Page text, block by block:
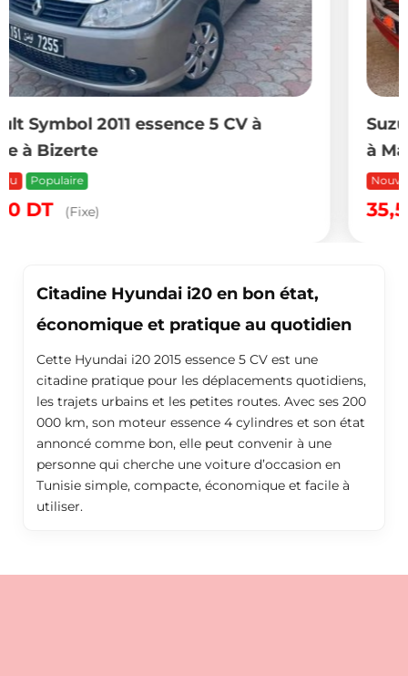
Suzuki Swift 2022 essence 4 CV à
à Manouba
35,500
Citadine Hyundai i20 en bon état,
économique et pratique au quotidien
Cette Hyundai i20 2015 essence 5 CV est une
citadine pratique pour les déplacements quotidiens,
les trajets urbains et les petites routes. Avec ses 200
000 km, son moteur essence 4 cylindres et son état
annoncé comme bon, elle peut convenir à une
personne qui cherche une voiture d’occasion en
Tunisie simple, compacte, économique et facile à
utiliser.